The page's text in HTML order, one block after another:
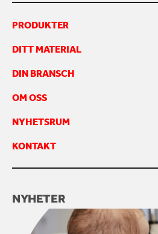
PRODUKTER
DITT MATERIAL
DIN BRANSCH
OM OSS
NYHETSRUM
KONTAKT
NYHETER